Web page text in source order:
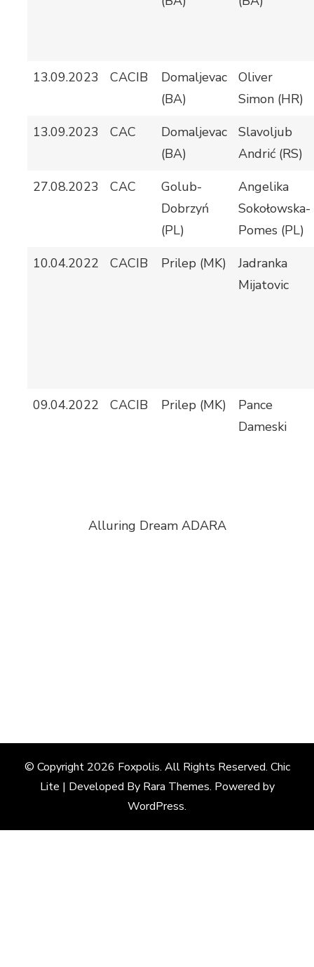
13.09.2023 CACIB
Domaljevac
(BA)
Oliver
Simon (HR)
13.09.2023
CAC
Domaljevac
(BA)
Slavoljub
Andrić (RS)
27.08.2023
CAC
Golub-
Dobrzyń
(PL)
Angelika
Sokołowska-
Pomes (PL)
10.04.2022
CACIB Prilep (MK)
Jadranka
Mijatovic
09.04.2022 CACIB Prilep (MK)
Pance
Dameski
Alluring Dream ADARA
© Copyright 2026 Foxpolis. All Rights Reserved. Chic
Lite | Developed By Rara Themes. Powered by
WordPress.